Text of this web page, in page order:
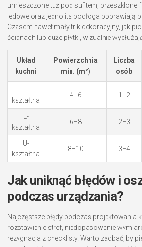
umieszczone tuż pod sufitem, przeszklone
ledowe oraz jednolita podłoga poprawiają
Czasem nawet mały trik dekoracyjny, jak
ścianach lub duże płytki, wizualnie
Układ
kuchni
Powierzchnia
min. (m²)
Liczba
osób
I-
kształtna
4–6 1–2
L-
kształtna
6–8 2–3
U-
kształtna
8–10 3–4
Jak uniknąć błędów i
podczas urządzania?
Najczęstsze błędy podczas projektowania
rozstawienie stref, niedopasowanie
rezygnacja z checklisty. Warto zadbać, by